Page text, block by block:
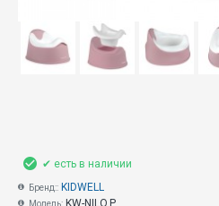
✔ есть в наличии
Бренд:: KIDWELL
Модель: